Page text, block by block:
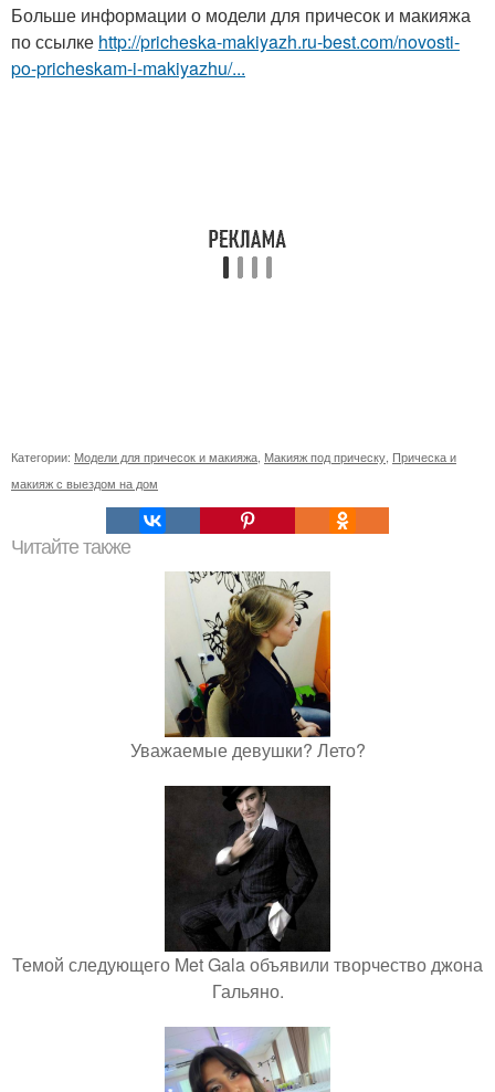
Больше информации о модели для причесок и макияжа
по ссылке http://pricheska-makiyazh.ru-best.com/novosti-
po-pricheskam-i-makiyazhu/...
Категории: Модели для причесок и макияжа Макияж под прическу Прическа и
макияж с выездом на дом
Читайте также
Уважаемые девушки? Лето?
Темой следующего Met Gala объявили творчество джона
Гальяно.